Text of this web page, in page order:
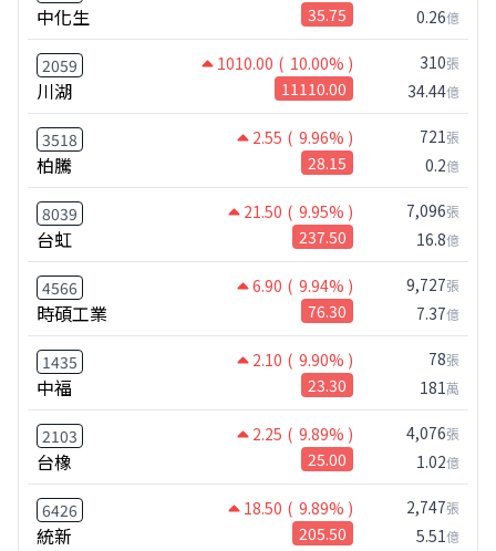
中化生 35.75 0.26億
2059 1010.00 ( 10.00% )
川湖 11110.00
310張
34.44億
3518 2.55 ( 9.96% )
柏騰 28.15
721張
0.2億
8039 21.50 ( 9.95% )
台虹 237.50
7,096張
16.8億
4566 6.90 ( 9.94% )
時碩工業 76.30
9,727張
7.37億
1435 2.10 ( 9.90% )
中福 23.30
78張
181萬
2103 2.25 ( 9.89% )
台橡 25.00
4,076張
1.02億
6426 18.50 ( 9.89% )
統新 205.50
2,747張
5.51億